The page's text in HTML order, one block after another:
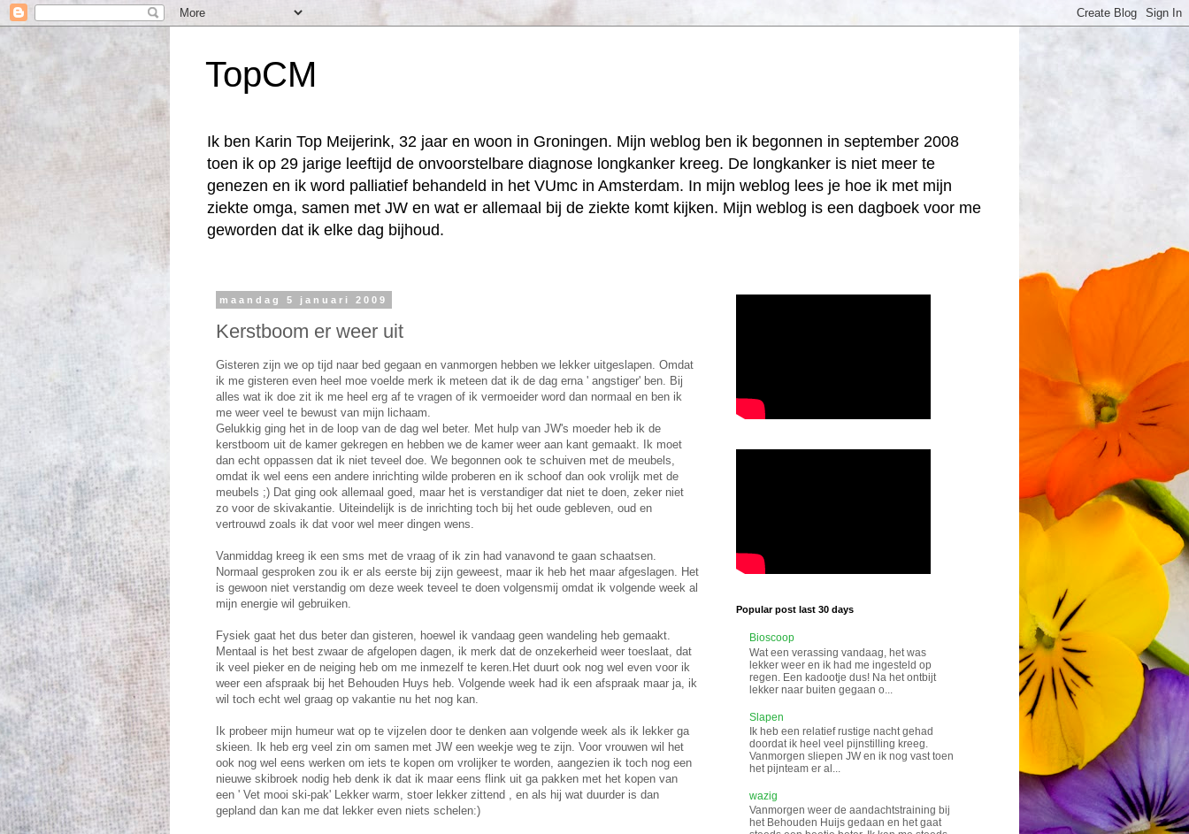
TopCM
Ik ben Karin Top Meijerink, 32 jaar en woon in Groningen. Mijn weblog ben ik begonnen in september 2008
toen ik op 29 jarige leeftijd de onvoorstelbare diagnose longkanker kreeg. De longkanker is niet meer te
genezen en ik word palliatief behandeld in het VUmc in Amsterdam. In mijn weblog lees je hoe ik met mijn
ziekte omga, samen met JW en wat er allemaal bij de ziekte komt kijken. Mijn weblog is een dagboek voor me
geworden dat ik elke dag bijhoud.
maandag 5 januari 2009
Kerstboom er weer uit
Gisteren zijn we op tijd naar bed gegaan en vanmorgen hebben we lekker uitgeslapen. Omdat
ik me gisteren even heel moe voelde merk ik meteen dat ik de dag erna ' angstiger' ben. Bij
alles wat ik doe zit ik me heel erg af te vragen of ik vermoeider word dan normaal en ben ik
me weer veel te bewust van mijn lichaam.
Gelukkig ging het in de loop van de dag wel beter. Met hulp van JW's moeder heb ik de
kerstboom uit de kamer gekregen en hebben we de kamer weer aan kant gemaakt. Ik moet
dan echt oppassen dat ik niet teveel doe. We begonnen ook te schuiven met de meubels,
omdat ik wel eens een andere inrichting wilde proberen en ik schoof dan ook vrolijk met de
meubels ;) Dat ging ook allemaal goed, maar het is verstandiger dat niet te doen, zeker niet
zo voor de skivakantie. Uiteindelijk is de inrichting toch bij het oude gebleven, oud en
vertrouwd zoals ik dat voor wel meer dingen wens.
Vanmiddag kreeg ik een sms met de vraag of ik zin had vanavond te gaan schaatsen.
Normaal gesproken zou ik er als eerste bij zijn geweest, maar ik heb het maar afgeslagen. Het
is gewoon niet verstandig om deze week teveel te doen volgensmij omdat ik volgende week al
mijn energie wil gebruiken.
Fysiek gaat het dus beter dan gisteren, hoewel ik vandaag geen wandeling heb gemaakt.
Mentaal is het best zwaar de afgelopen dagen, ik merk dat de onzekerheid weer toeslaat, dat
ik veel pieker en de neiging heb om me inmezelf te keren.Het duurt ook nog wel even voor ik
weer een afspraak bij het Behouden Huys heb. Volgende week had ik een afspraak maar ja, ik
wil toch echt wel graag op vakantie nu het nog kan.
Ik probeer mijn humeur wat op te vijzelen door te denken aan volgende week als ik lekker ga
skieen. Ik heb erg veel zin om samen met JW een weekje weg te zijn. Voor vrouwen wil het
ook nog wel eens werken om iets te kopen om vrolijker te worden, aangezien ik toch nog een
nieuwe skibroek nodig heb denk ik dat ik maar eens flink uit ga pakken met het kopen van
een ' Vet mooi ski-pak' Lekker warm, stoer lekker zittend , en als hij wat duurder is dan
gepland dan kan me dat lekker even niets schelen:)
Popular post last 30 days
Bioscoop
Wat een verassing vandaag, het was
lekker weer en ik had me ingesteld op
regen. Een kadootje dus! Na het ontbijt
lekker naar buiten gegaan o...
Slapen
Ik heb een relatief rustige nacht gehad
doordat ik heel veel pijnstilling kreeg.
Vanmorgen sliepen JW en ik nog vast toen
het pijnteam er al...
wazig
Vanmorgen weer de aandachtstraining bij
het Behouden Huijs gedaan en het gaat